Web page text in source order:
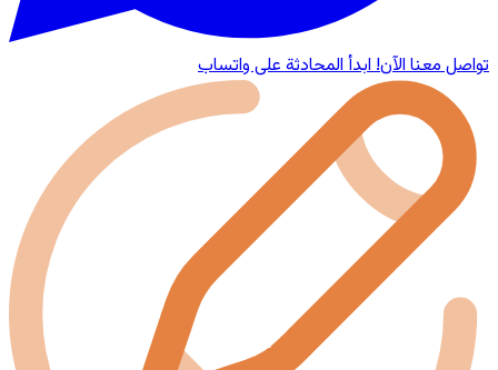
تواصل معنا الآن!ابدأ المحادثة على واتساب